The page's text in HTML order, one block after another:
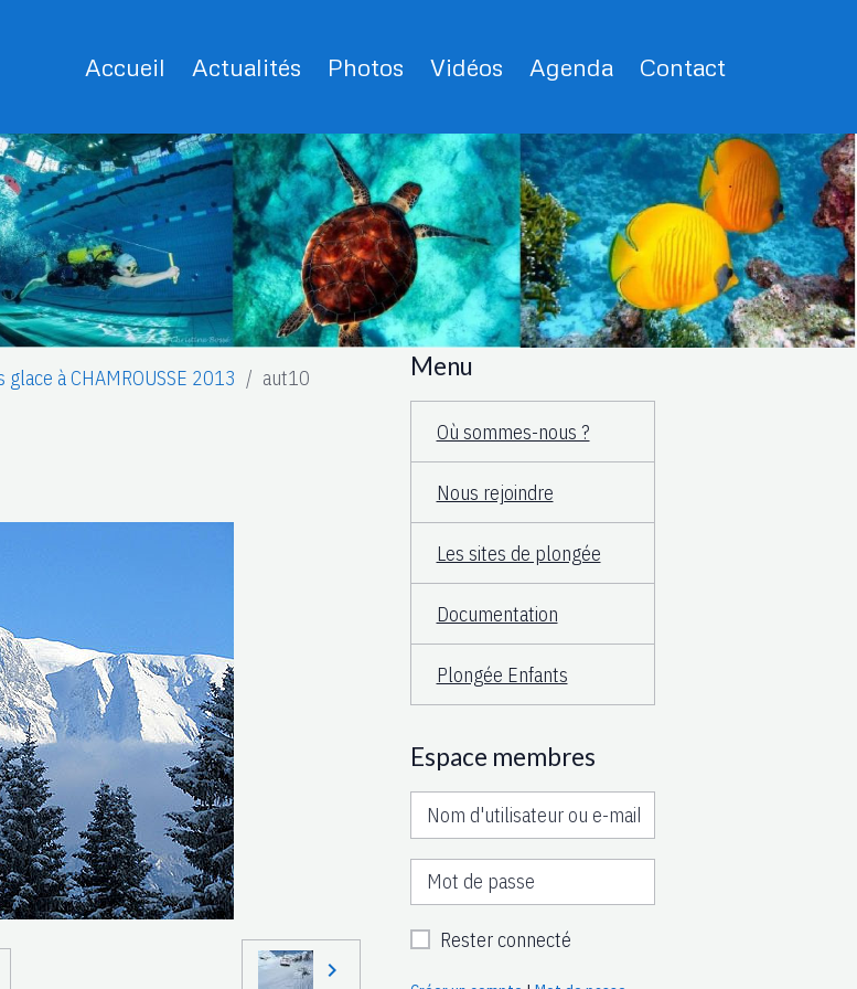
Accueil Actualités Photos Vidéos Agenda Contact
glace à CHAMROUSSE 2013 aut10 Menu
Où sommes-nous ?
Nous rejoindre
Les sites de plongée
Documentation
Plongée Enfants
Espace membres
Rester connecté